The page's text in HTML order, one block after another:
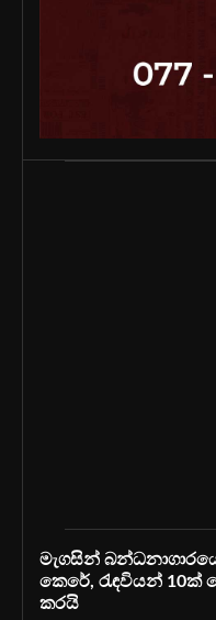
මැගසින්
කෙරේ, රැඳවියන් 10ක්
කරයි